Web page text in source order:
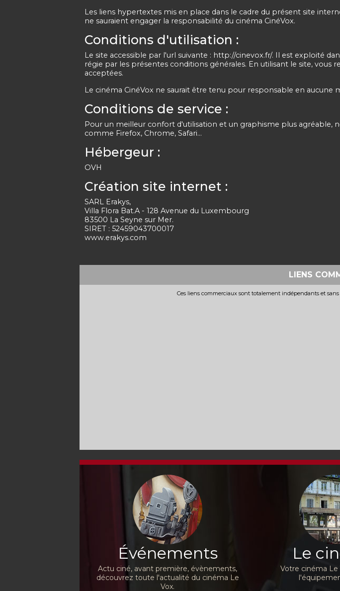
Les liens hypertextes mis en place dans le cadre du présent site
ne sauraient engager la responsabilité du cinéma CinéVox.
Conditions d'utilisation :
Le site accessible par l'url suivante : http://cinevox.fr/. Il est exploité
régie par les présentes conditions générales. En utilisant le site, vous
acceptées.
Le cinéma CinéVox ne saurait être tenu pour responsable en aucune
Conditions de service :
Pour un meilleur confort d'utilisation et un graphisme plus agréable,
comme Firefox, Chrome, Safari...
Hébergeur :
OVH
Création site internet :
SARL Erakys,
Villa Flora Bat.A - 128 Avenue du Luxembourg
83500 La Seyne sur Mer.
SIRET : 52459043700017
www.erakys.com
LIENS
Ces liens commerciaux sont totalement indépendants et
Événements
Actu ciné, avant première, évènements,
découvrez toute l'actualité du cinéma Le
Vox.
Le
Votre cinéma Le